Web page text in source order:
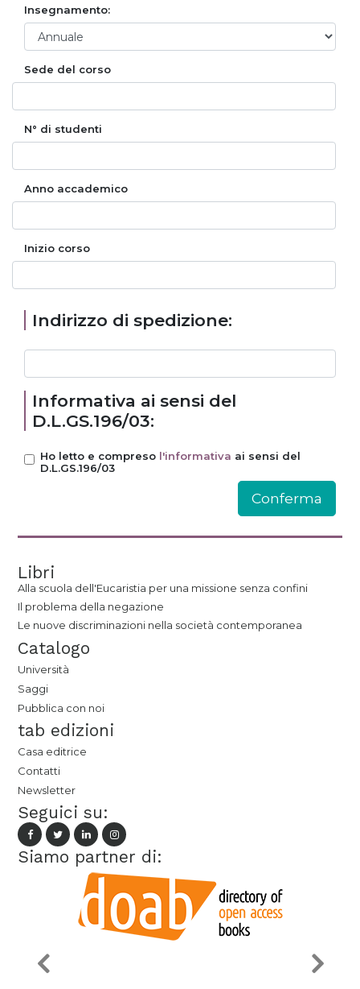
Insegnamento:
Sede del corso
N° di studenti
Anno accademico
Inizio corso
Indirizzo di spedizione:
Informativa ai sensi del
D.L.GS.196/03:
Ho letto e compreso l'informativa ai sensi del
D.L.GS.196/03
Libri
Alla scuola dell'Eucaristia per una missione senza confini
Il problema della negazione
Le nuove discriminazioni nella società contemporanea
Catalogo
Università
Saggi
Pubblica con noi
tab edizioni
Casa editrice
Contatti
Newsletter
Seguici su:
Siamo partner di: